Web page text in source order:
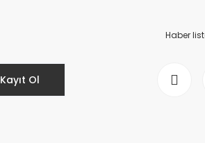
Kayıt Ol
Haber